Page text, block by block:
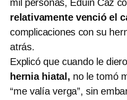
mil personas, Eduin Caz
relativamente venció el
complicaciones con su
atrás.
Explicó que cuando le
hernia hiatal, no le tomó
“me valía verga”, sin